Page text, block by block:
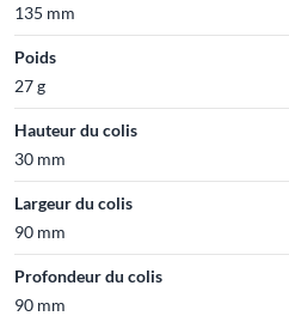
135 mm
Poids
27 g
Hauteur du colis
30 mm
Largeur du colis
90 mm
Profondeur du colis
90 mm